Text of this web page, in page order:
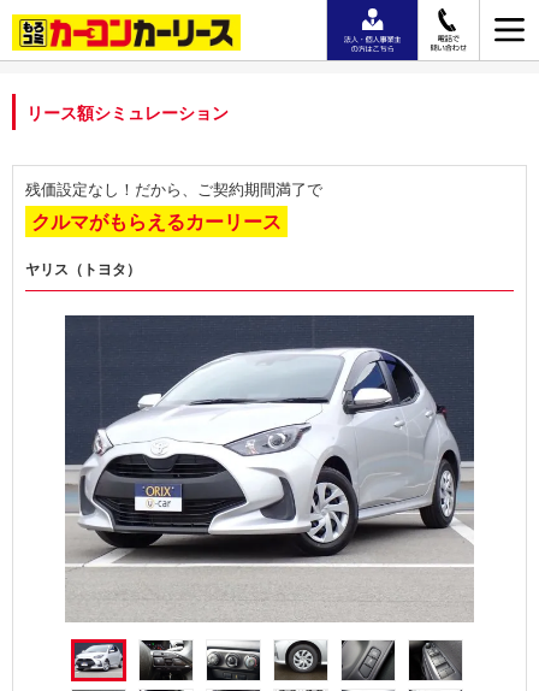
リース額シミュレーション
残価設定なし！だから、ご契約期間満了で
クルマがもらえるカーリース
ヤリス（トヨタ）